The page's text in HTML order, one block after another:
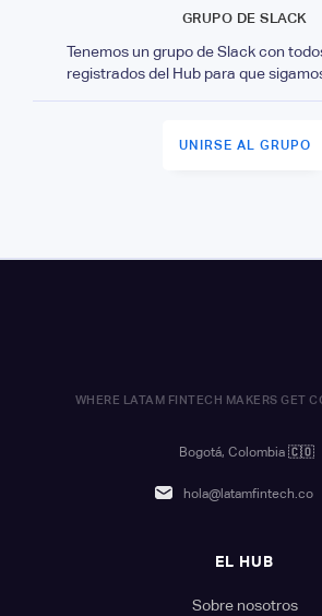
GRUPO DE SLACK
Tenemos un grupo de Slack con
registrados del Hub para que
UNIRSE AL GRUPO
WHERE LATAM FINTECH MAKERS GET
Bogotá, Colombia 🇨🇴
hola@latamfintech.co
EL HUB
Sobre nosotros